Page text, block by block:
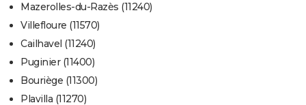
Mazerolles-du-Razès (11240)
Villefloure (11570)
Cailhavel (11240)
Puginier (11400)
Bouriège (11300)
Plavilla (11270)